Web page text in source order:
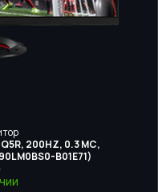
200HZ, 0.3 МС,
B01E71)